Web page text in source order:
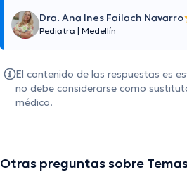
Dra. Ana Ines Failach Navarro
Pediatra
Medellín
El contenido de las respuestas es
no debe considerarse como
médico.
Otras preguntas sobre